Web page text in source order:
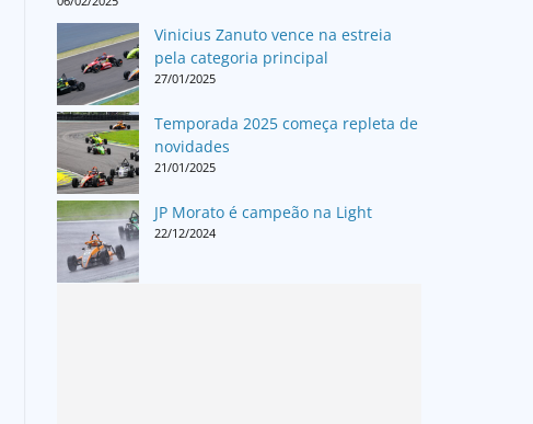
Vinicius Zanuto vence na estreia
pela categoria principal
27/01/2025
Temporada 2025 começa repleta de
novidades
21/01/2025
JP Morato é campeão na Light
22/12/2024